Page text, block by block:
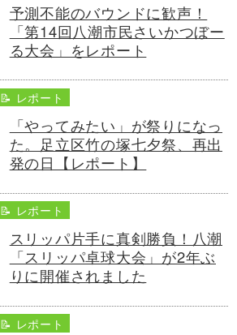
予測不能のバウンドに歓声！
「第14回八潮市民さいかつぼー
る大会」をレポート
📝 レポート
「やってみたい」が祭りになっ
た。足立区竹の塚七夕祭、再出
発の日【レポート】
📝 レポート
スリッパ片手に真剣勝負！八潮
「スリッパ卓球大会」が2年ぶ
りに開催されました
📝 レポート